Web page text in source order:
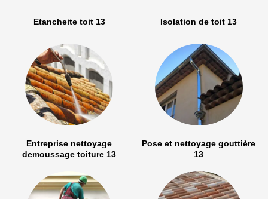
Etancheite toit 13 Isolation de toit 13
Entreprise nettoyage
demoussage toiture 13
Pose et nettoyage gouttière
13